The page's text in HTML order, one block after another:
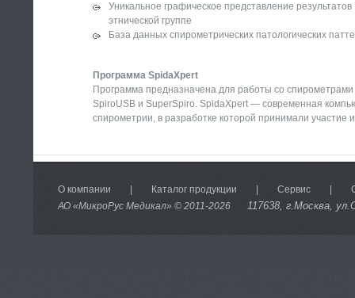
Уникальное графическое представление
этнической группе
База данных спирометрических патологических
Программа SpidaXpert
Программа предназначена для работы со
SpiroUSB и SuperSpiro. SpidaXpert — современная
спирометрии, в разработке которой принимали участие
О компании Каталог продукции Сервис
АО «МикроРус Медикал» © 2011-2026 117638, г.Москва,